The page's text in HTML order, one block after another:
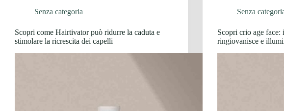
Senza categoria
Scopri come Hairtivator può ridurre la caduta e
stimolare la ricrescita dei capelli
Senza
Scopri crio age face:
ringiovanisce e